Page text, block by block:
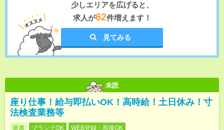
少しエリアを広げると、
求人が62件増えます！
見てみる
未読
座り仕事！給与即払いOK！高時給！土日休み！寸
法検査業務等
派遣 ブランクOK WEB登録・面接OK